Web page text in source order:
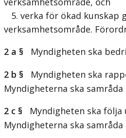
5. verka för ökad kunskap
verksamhetsområde.
2 a § Myndigheten ska
2 b § Myndigheten ska
Myndigheterna ska
2 c § Myndigheten ska
Myndigheterna ska